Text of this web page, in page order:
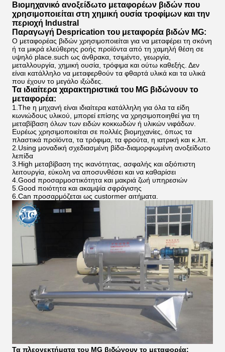
Βιομηχανικό ανοξείδωτο μεταφορέων βιδών που
χρησιμοποιείται στη χημική ουσία τροφίμων και την
περιοχή Industral
Παραγωγή Desprication του μεταφορέα βιδών MG:
Ο μεταφορέας βιδών χρησιμοποιείται για να μεταφέρει τη σκόνη
ή τα μικρά ελεύθερης ροής προϊόντα από τη χαμηλή θέση σε
υψηλό place.such ως άνθρακα, τσιμέντο, γεωργία,
μεταλλουργία, χημική ουσία, τρόφιμα και ούτω καθεξής. Δεν
είναι κατάλληλο να μεταφερθούν τα φθαρτά υλικά και τα υλικά
που έχουν το μεγάλο ιξώδες.
Τα ιδιαίτερα χαρακτηριστικά του MG βιδώνουν το
μεταφορέα:
1.The η μηχανή είναι ιδιαίτερα κατάλληλη για όλα τα είδη
κωνιώδους υλικού, μπορεί επίσης να χρησιμοποιηθεί για τη
μεταβίβαση όλων των ειδών κοκκωδών ή υλικών νιφάδων.
Ευρέως χρησιμοποιείται σε πολλές βιομηχανίες, όπως τα
πλαστικά προϊόντα, τα τρόφιμα, τα φρούτα, η ιατρική και κ.λπ.
2.Using μοναδική σχεδιασμένη βίδα-διαμορφωμένη ανοξείδωτο
λεπίδα
3.High μεταβίβαση της ικανότητας, ασφαλής και αξιόπιστη
λειτουργία, εύκολη να αποσυνθέσει και να καθαρίσει
4.Good προσαρμοστικότητα και μακριά ζωή υπηρεσιών
5.Good ποιότητα και ακαμψία σφράγισης
6.Can προσαρμόζεται ως custormer αιτήματα.
Τα πλεονεκτήματα του MG βιδώνουν το μεταφορέα: